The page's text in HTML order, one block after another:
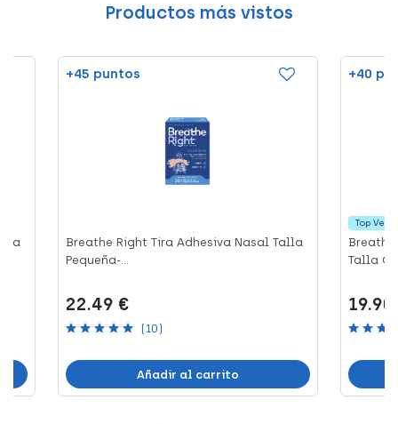
Productos más vistos
+45 puntos
Breathe Right Tira Adhesiva Nasal Talla
Pequeña-...
22.49 €
(10)
Añadir al carrito
+40
Top
Talla